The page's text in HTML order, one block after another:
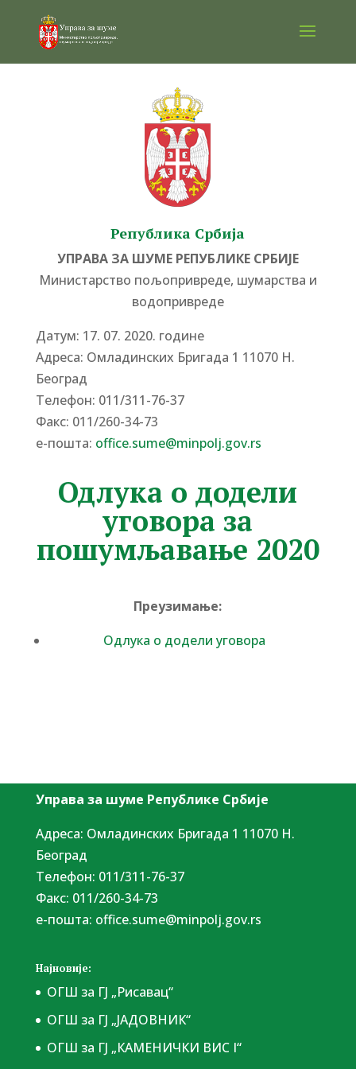
Република Србија
УПРАВА ЗА ШУМЕ РЕПУБЛИКЕ СРБИЈЕ
Министарство пољопривреде, шумарства и
водопривреде
Датум: 17. 07. 2020. године
Адреса: Омладинских Бригада 1 11070 Н.
Београд
Tелефон: 011/311-76-37
Факс: 011/260-34-73
е-пошта: office.sume@minpolj.gov.rs
Одлука о додели
уговора за
пошумљавање 2020
Преузимање:
Одлука о додели уговора
Управа за шуме Републике Србије
Адреса: Омладинских Бригада 1 11070 Н.
Београд
Tелефон: 011/311-76-37
Факс: 011/260-34-73
е-пошта: office.sume@minpolj.gov.rs
Најновије:
ОГШ за ГЈ „Рисавац“
ОГШ за ГЈ „ЈАДОВНИК“
ОГШ за ГЈ „КАМЕНИЧКИ ВИС I“